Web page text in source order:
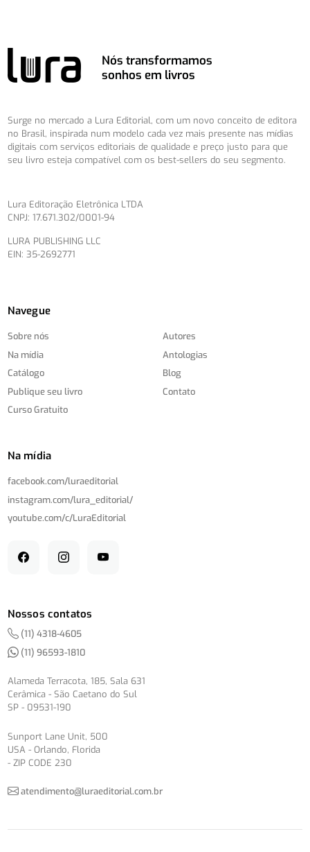
Nós transformamos
sonhos em livros
Surge no mercado a Lura Editorial, com um novo conceito de editora
no Brasil, inspirada num modelo cada vez mais presente nas mídias
digitais com serviços editoriais de qualidade e preço justo para que
seu livro esteja compatível com os best-sellers do seu segmento.
Lura Editoração Eletrônica LTDA
CNPJ: 17.671.302/0001-94
LURA PUBLISHING LLC
EIN: 35-2692771
Navegue
Sobre nós
Na mídia
Catálogo
Publique seu livro
Curso Gratuito
Autores
Antologias
Blog
Contato
Na mídia
facebook.com/luraeditorial
instagram.com/lura_editorial/
youtube.com/c/LuraEditorial
Nossos contatos
(11) 4318-4605
(11) 96593-1810
Alameda Terracota, 185, Sala 631
Cerâmica - São Caetano do Sul
SP - 09531-190
Sunport Lane Unit, 500
USA - Orlando, Florida
- ZIP CODE 230
atendimento@luraeditorial.com.br